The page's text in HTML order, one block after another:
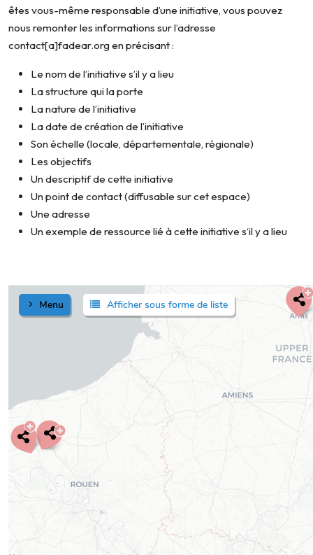
êtes vous-même responsable d’une initiative, vous pouvez
nous remonter les informations sur l’adresse
contact[a]fadear.org en précisant :
Le nom de l’initiative s’il y a lieu
La structure qui la porte
La nature de l’initiative
La date de création de l’initiative
Son échelle (locale, départementale, régionale)
Les objectifs
Un descriptif de cette initiative
Un point de contact (diffusable sur cet espace)
Une adresse
Un exemple de ressource lié à cette initiative s‘il y a lieu